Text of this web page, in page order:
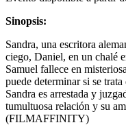
Sinopsis:
Sandra, una escritora
ciego, Daniel, en un chalé
Samuel fallece en
puede determinar si se
Sandra es arrestada y
tumultuosa relación y su
(FILMAFFINITY)